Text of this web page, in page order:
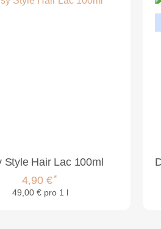
Style Hair Lac 100ml
4,90 €*
49,00 € pro 1 l